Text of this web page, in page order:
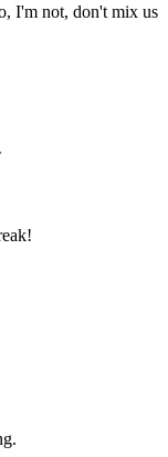
I'm not, don't mix us